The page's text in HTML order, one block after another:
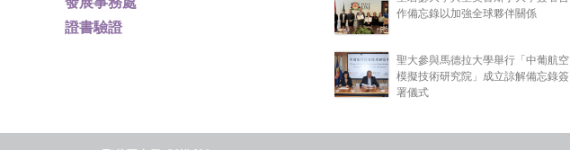
證書驗證
作備忘錄以加強全球夥伴關係
聖大參與馬德拉大學舉行「中葡航空
模擬技術研究院」成立諒解備忘錄簽
署儀式